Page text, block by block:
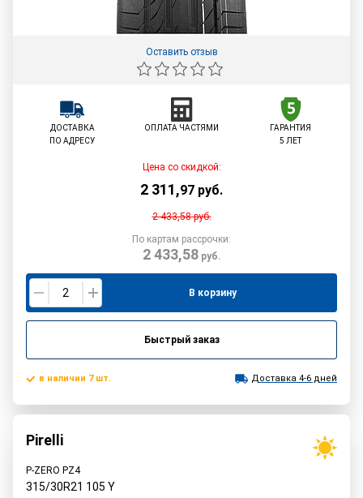
Оставить отзыв
ДОСТАВКА
ПО АДРЕСУ
ОПЛАТА ЧАСТЯМИ
ГАРАНТИЯ
5 ЛЕТ
Цена со скидкой:
2 311,97 руб.
2 433,58руб.
По картам рассрочки:
2 433,58руб.
В корзину
Быстрый заказ
в наличии 7 шт. Доставка 4-6 дней
Pirelli
P-ZERO PZ4
315/30R21 105 Y